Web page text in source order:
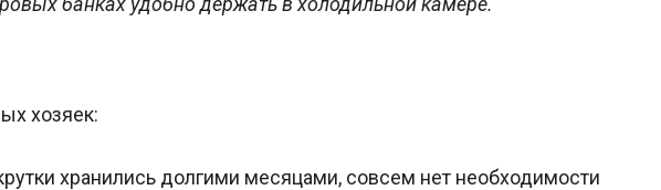
хозяек:
хранились долгими месяцами, совсем нет необходимости